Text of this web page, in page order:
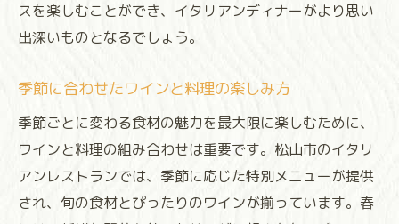
スを楽しむことができ、イタリアンディナーがより思い
出深いものとなるでしょう。
季節に合わせたワインと料理の楽しみ方
季節ごとに変わる食材の魅力を最大限に楽しむために、
ワインと料理の組み合わせは重要です。松山市のイタリ
アンレストランでは、季節に応じた特別メニューが提供
され、旬の食材とぴったりのワインが揃っています。春